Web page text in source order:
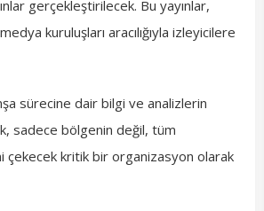
gerçekleştirilecek. Bu yayınlar,
kuruluşları aracılığıyla izleyicilere
sürecine dair bilgi ve analizlerin
sadece bölgenin değil, tüm
çekecek kritik bir organizasyon olarak